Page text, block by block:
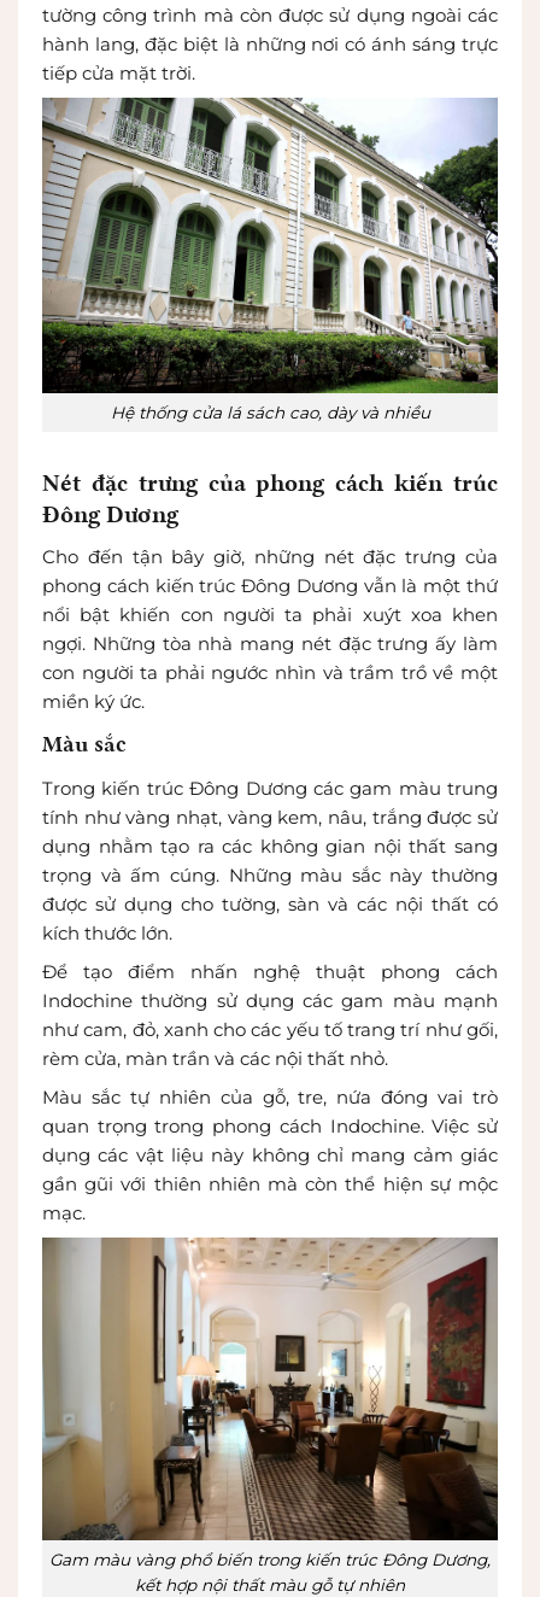
tường công trình mà còn được sử dụng ngoài các
hành lang, đặc biệt là những nơi có ánh sáng trực
tiếp cửa mặt trời.
Hệ thống cửa lá sách cao, dày và nhiều
Nét đặc trưng của phong cách kiến trúc
Đông Dương
Cho đến tận bây giờ, những nét đặc trưng của
phong cách kiến trúc Đông Dương vẫn là một thứ
nổi bật khiến con người ta phải xuýt xoa khen
ngợi. Những tòa nhà mang nét đặc trưng ấy làm
con người ta phải ngước nhìn và trầm trồ về một
miền ký ức.
Màu sắc
Trong kiến trúc Đông Dương các gam màu trung
tính như vàng nhạt, vàng kem, nâu, trắng được sử
dụng nhằm tạo ra các không gian nội thất sang
trọng và ấm cúng. Những màu sắc này thường
được sử dụng cho tường, sàn và các nội thất có
kích thước lớn.
Để tạo điểm nhấn nghệ thuật phong cách
Indochine thường sử dụng các gam màu mạnh
như cam, đỏ, xanh cho các yếu tố trang trí như gối,
rèm cửa, màn trần và các nội thất nhỏ.
Màu sắc tự nhiên của gỗ, tre, nứa đóng vai trò
quan trọng trong phong cách Indochine. Việc sử
dụng các vật liệu này không chỉ mang cảm giác
gần gũi với thiên nhiên mà còn thể hiện sự mộc
mạc.
Gam màu vàng phổ biến trong kiến trúc Đông Dương,
kết hợp nội thất màu gỗ tự nhiên